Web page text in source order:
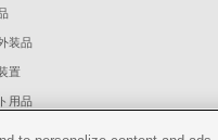
装品
置
用品